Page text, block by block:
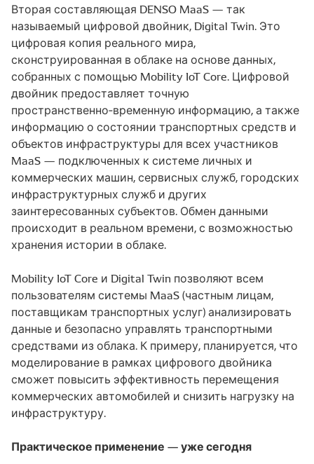
Вторая составляющая DENSO MaaS — так
называемый цифровой двойник, Digital Twin. Это
цифровая копия реального мира,
сконструированная в облаке на основе данных,
собранных с помощью Mobility IoT Core. Цифровой
двойник предоставляет точную
пространственно‑временную информацию, а также
информацию о состоянии транспортных средств и
объектов инфраструктуры для всех участников
MaaS — подключенных к системе личных и
коммерческих машин, сервисных служб, городских
инфраструктурных служб и других
заинтересованных субъектов. Обмен данными
происходит в реальном времени, с возможностью
хранения истории в облаке.
Mobility IoT Core и Digital Twin позволяют всем
пользователям системы MaaS (частным лицам,
поставщикам транспортных услуг) анализировать
данные и безопасно управлять транспортными
средствами из облака. К примеру, планируется, что
моделирование в рамках цифрового двойника
сможет повысить эффективность перемещения
коммерческих автомобилей и снизить нагрузку на
инфраструктуру.
Практическое применение — уже сегодня